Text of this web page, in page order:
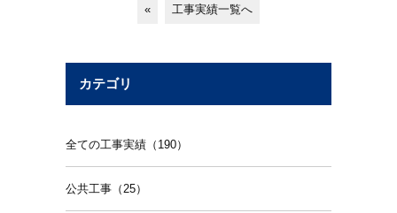
« 工事実績一覧へ
カテゴリ
全ての工事実績（190）
公共工事（25）